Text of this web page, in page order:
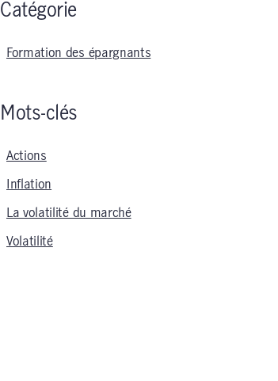
Catégorie
Formation des épargnants
Mots-clés
Actions
Inflation
La volatilité du marché
Volatilité